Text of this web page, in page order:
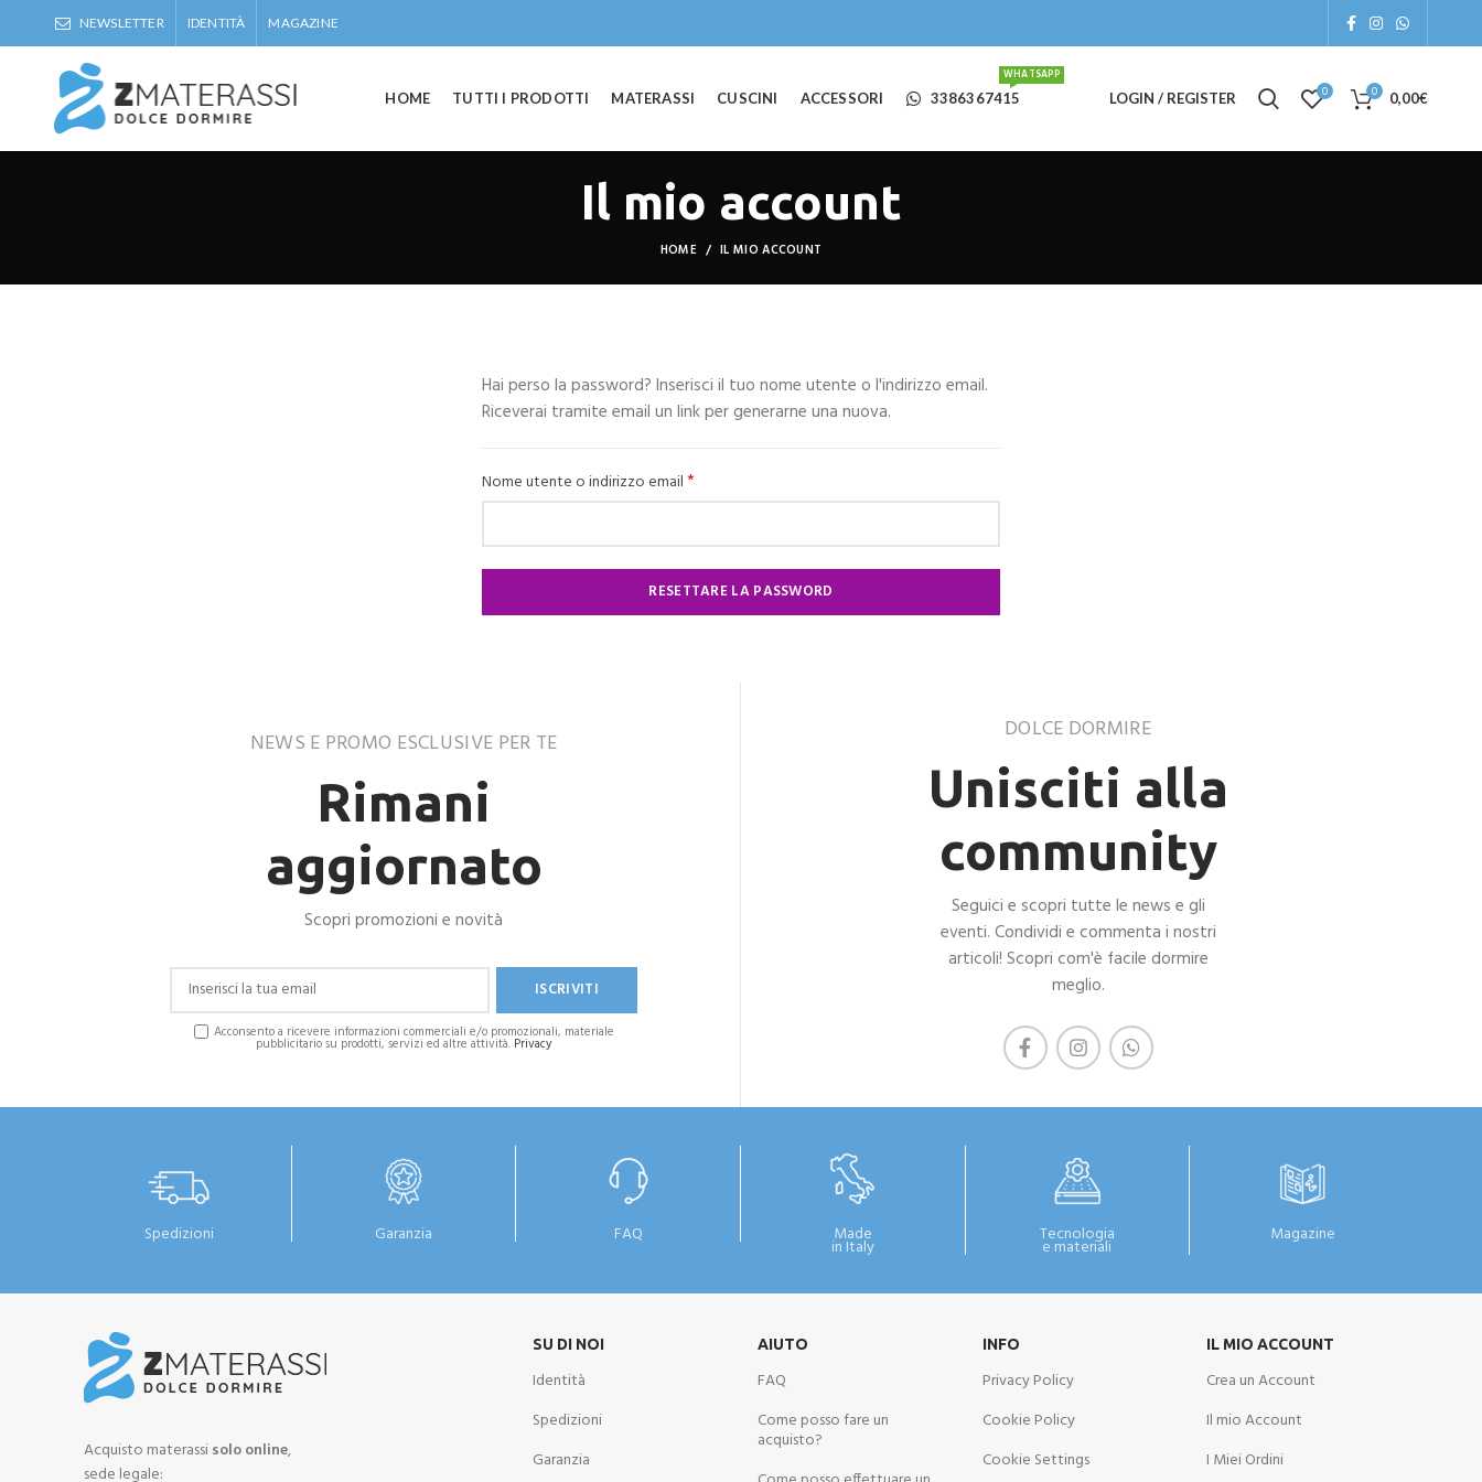
NEWSLETTER IDENTITÀ MAGAZINE
HOME TUTTI I PRODOTTI MATERASSI CUSCINI ACCESSORI 3386367415
WHATSAPP
LOGIN / REGISTER 0 0 0,00€
Il mio account
HOME IL MIO ACCOUNT
Hai perso la password? Inserisci il tuo nome utente o l'indirizzo email.
Riceverai tramite email un link per generarne una nuova.
Nome utente o indirizzo email*Richiesto
RESETTARE LA PASSWORD
NEWS E PROMO ESCLUSIVE PER TE
Rimani
aggiornato
Scopri promozioni e novità
Acconsento a ricevere informazioni commerciali e/o promozionali, materiale
pubblicitario su prodotti, servizi ed altre attività. Privacy
DOLCE DORMIRE
Unisciti alla
community
Seguici e scopri tutte le news e gli
eventi. Condividi e commenta i nostri
articoli! Scopri com'è facile dormire
meglio.
Spedizioni Garanzia FAQ Made
in Italy
Tecnologia
e materiali
Magazine
Acquisto materassi solo online,
sede legale:
SU DI NOI
Identità
Spedizioni
Garanzia
AIUTO
FAQ
Come posso fare un
acquisto?
INFO
Privacy Policy
Cookie Policy
Cookie Settings
IL MIO ACCOUNT
Crea un Account
Il mio Account
I Miei Ordini